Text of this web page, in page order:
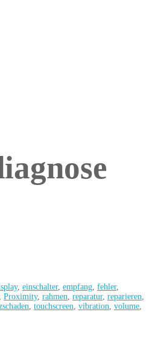
, einschalter, empfang, fehler,
, Proximity, rahmen, reparatur, reparieren,
, touchscreen, vibration, volume,